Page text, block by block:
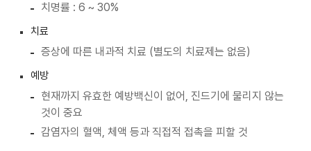
치명률 : 6 ~ 30%
치료
증상에 따른 내과적 치료 (별도의 치료제는 없음)
예방
현재까지 유효한 예방백신이 없어, 진드기에 물리지 않는
것이 중요
감염자의 혈액, 체액 등과 직접적 접촉을 피할 것